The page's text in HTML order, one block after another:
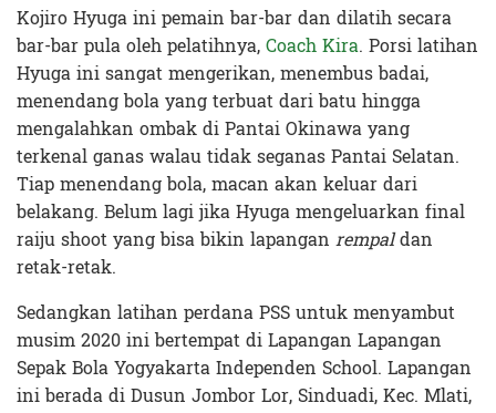
Kojiro Hyuga ini pemain bar-bar dan dilatih secara
bar-bar pula oleh pelatihnya,Coach Kira. Porsi latihan
Hyuga ini sangat mengerikan, menembus badai,
menendang bola yang terbuat dari batu hingga
mengalahkan ombak di Pantai Okinawa yang
terkenal ganas walau tidak seganas Pantai Selatan.
Tiap menendang bola, macan akan keluar dari
belakang. Belum lagi jika Hyuga mengeluarkan final
raiju shoot yang bisa bikin lapangan rempaldan
retak-retak.
Sedangkan latihan perdana PSS untuk menyambut
musim 2020 ini bertempat di Lapangan Lapangan
Sepak Bola Yogyakarta Independen School. Lapangan
ini berada di Dusun Jombor Lor, Sinduadi, Kec. Mlati,